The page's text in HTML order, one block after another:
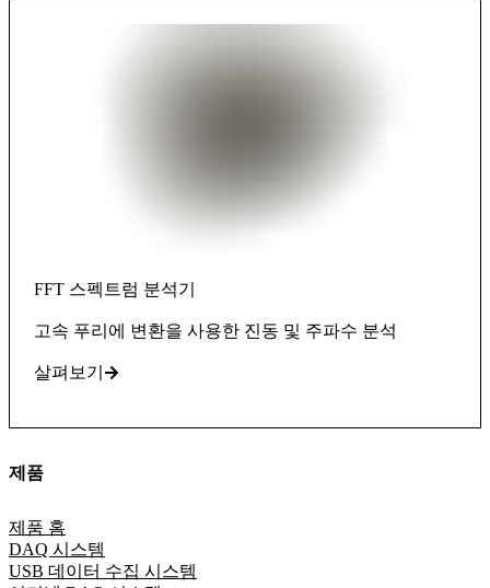
FFT 스펙트럼 분석기
고속 푸리에 변환을 사용한 진동 및 주파수 분석
살펴보기
제품
제품 홈
DAQ 시스템
USB 데이터 수집 시스템